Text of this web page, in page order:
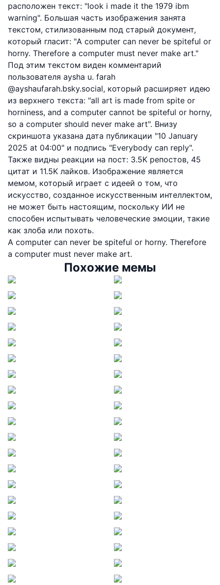
расположен текст: "look i made it the 1979 ibm
warning". Большая часть изображения занята
текстом, стилизованным под старый документ,
который гласит: "A computer can never be spiteful or
horny. Therefore a computer must never make art."
Под этим текстом виден комментарий
пользователя aysha u. farah
@ayshaufarah.bsky.social, который расширяет идею
из верхнего текста: "all art is made from spite or
horniness, and a computer cannot be spiteful or horny,
so a computer should never make art". Внизу
скриншота указана дата публикации "10 January
2025 at 04:00" и подпись "Everybody can reply".
Также видны реакции на пост: 3.5K репостов, 45
цитат и 11.5K лайков. Изображение является
мемом, который играет с идеей о том, что
искусство, созданное искусственным интеллектом,
не может быть настоящим, поскольку ИИ не
способен испытывать человеческие эмоции, такие
как злоба или похоть.
A computer can never be spiteful or horny. Therefore
a computer must never make art.
Похожие мемы